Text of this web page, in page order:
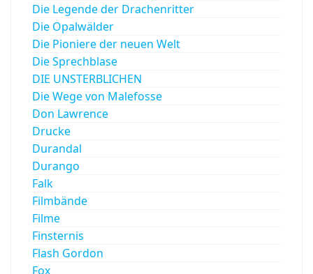
Die Legende der Drachenritter
Die Opalwälder
Die Pioniere der neuen Welt
Die Sprechblase
DIE UNSTERBLICHEN
Die Wege von Malefosse
Don Lawrence
Drucke
Durandal
Durango
Falk
Filmbände
Filme
Finsternis
Flash Gordon
Fox